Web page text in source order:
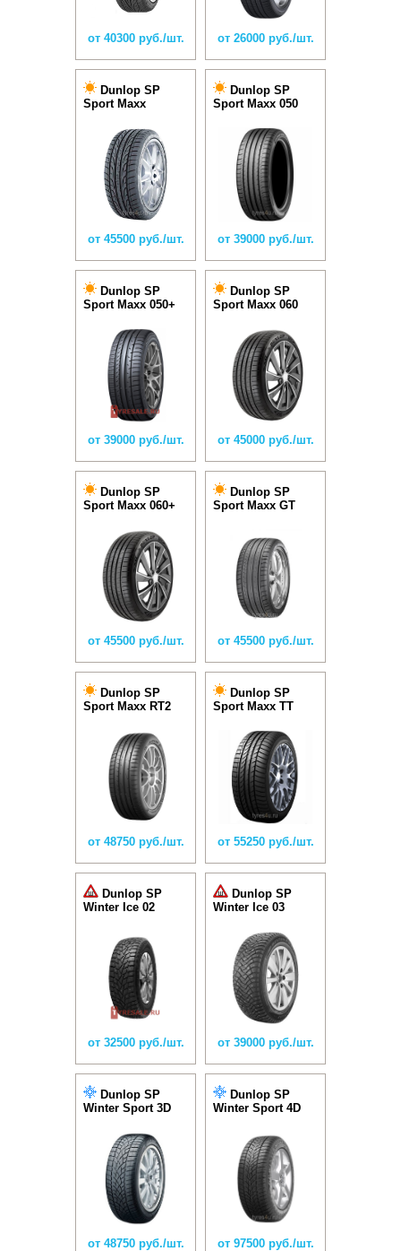
от 40300 руб./шт. от 26000 руб./шт.
Dunlop SP
Sport Maxx
от 45500 руб./шт.
Dunlop SP
Sport Maxx 050
от 39000 руб./шт.
Dunlop SP
Sport Maxx 050+
от 39000 руб./шт.
Dunlop SP
Sport Maxx 060
от 45000 руб./шт.
Dunlop SP
Sport Maxx 060+
от 45500 руб./шт.
Dunlop SP
Sport Maxx GT
от 45500 руб./шт.
Dunlop SP
Sport Maxx RT2
от 48750 руб./шт.
Dunlop SP
Sport Maxx TT
от 55250 руб./шт.
Dunlop SP
Winter Ice 02
от 32500 руб./шт.
Dunlop SP
Winter Ice 03
от 39000 руб./шт.
Dunlop SP
Winter Sport 3D
от 48750 руб./шт.
Dunlop SP
Winter Sport 4D
от 97500 руб./шт.